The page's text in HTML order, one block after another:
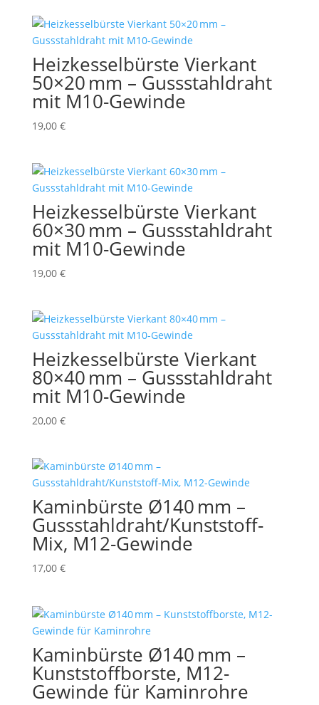
Heizkesselbürste Vierkant
50×20 mm – Gussstahldraht
mit M10-Gewinde
19,00 €
Heizkesselbürste Vierkant
60×30 mm – Gussstahldraht
mit M10-Gewinde
19,00 €
Heizkesselbürste Vierkant
80×40 mm – Gussstahldraht
mit M10-Gewinde
20,00 €
Kaminbürste Ø140 mm –
Gussstahldraht/Kunststoff-
Mix, M12-Gewinde
17,00 €
Kaminbürste Ø140 mm –
Kunststoffborste, M12-
Gewinde für Kaminrohre